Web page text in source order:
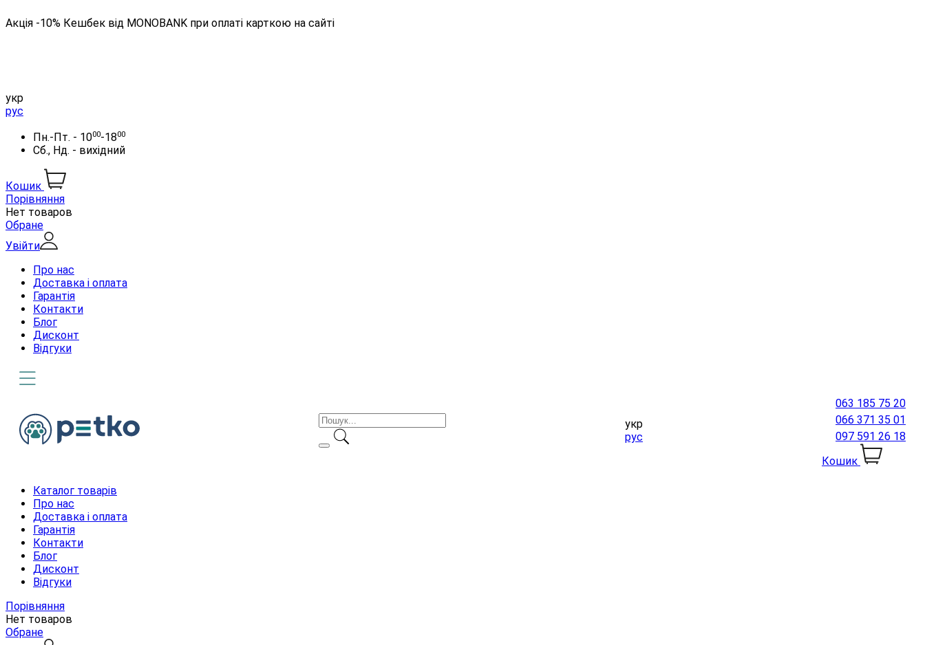
Акція -10% Кешбек від MONOBANK при оплаті карткою на сайті
укр
рус
Пн.-Пт. - 1000-1800
Сб., Нд. - вихідний
Кошик
Порівняння
Нет товаров
Обране
Увійти
Про нас
Доставка і оплата
Гарантія
Контакти
Блог
Дисконт
Відгуки
укр
рус
063 185 75 20
066 371 35 01
097 591 26 18
Кошик
Каталог товарів
Про нас
Доставка і оплата
Гарантія
Контакти
Блог
Дисконт
Відгуки
Порівняння
Нет товаров
Обране